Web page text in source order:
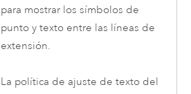
para mostrar los símbolos de
punto y texto entre las líneas de
extensión.
La política de ajuste de texto del